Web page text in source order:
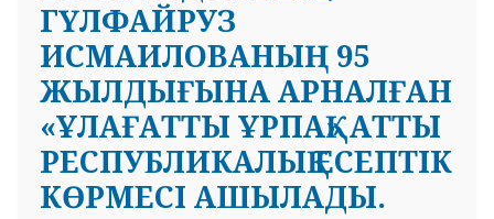
ГҮЛФАЙРУЗ
ИСМАИЛОВАНЫҢ 95
ЖЫЛДЫҒЫНА АРНАЛҒАН
«ҰЛАҒАТТЫ ҰРПАҚ» АТТЫ
РЕСПУБЛИКАЛЫҚ ЕСЕПТІК
КӨРМЕСІ АШЫЛАДЫ.